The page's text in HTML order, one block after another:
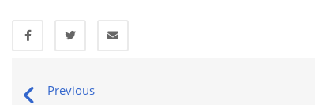
Previous